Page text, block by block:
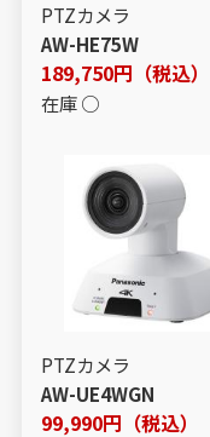
PTZカメラ
AW-HE75W
189,750円（税込）
在庫 ○
PTZカメラ
AW-UE4WGN
99,990円（税込）